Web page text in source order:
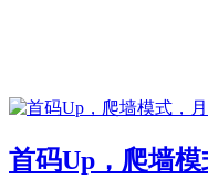
首码Up，爬墙